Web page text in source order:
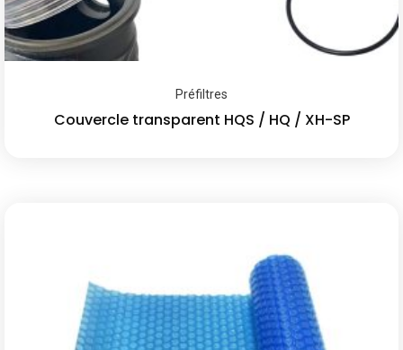
Préfiltres
Couvercle transparent HQS / HQ / XH-SP